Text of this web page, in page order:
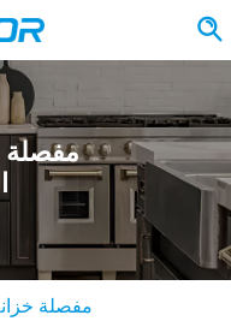
مفصلة
مفصلة